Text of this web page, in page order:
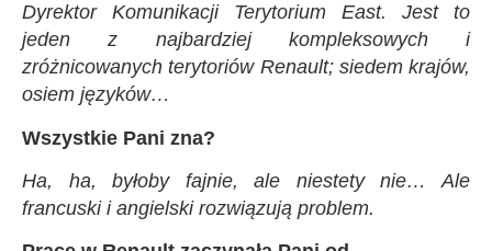
Dyrektor Komunikacji Terytorium East. Jest to
jeden z najbardziej kompleksowych i
zróżnicowanych terytoriów Renault; siedem krajów,
osiem języków…
Wszystkie Pani zna?
Ha, ha, byłoby fajnie, ale niestety nie… Ale
francuski i angielski rozwiązują problem.